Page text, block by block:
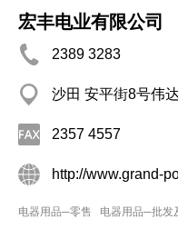
宏丰电业有限公司
2389 3283
沙田 安平街8号伟
2357 4557
http://www.grand-
电器用品─零售 电器用品─批发